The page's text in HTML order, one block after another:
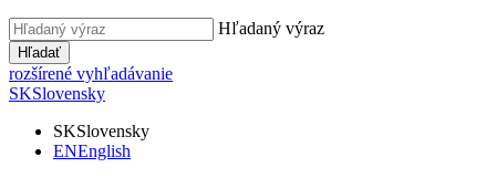
Hľadaný výraz
Hľadať
rozšírené vyhľadávanie
SKSlovensky
SKSlovensky
ENEnglish